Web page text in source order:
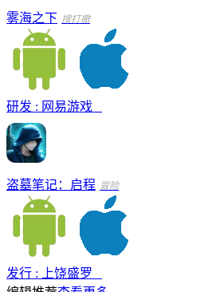
雾海之下 搜打撤
研发 : 网易游戏
盗墓笔记：启程 冒险
发行 : 上饶盛罗